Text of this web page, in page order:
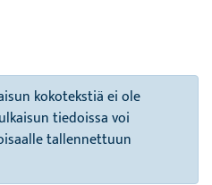
kokotekstiä ei ole
tiedoissa voi
tallennettuun